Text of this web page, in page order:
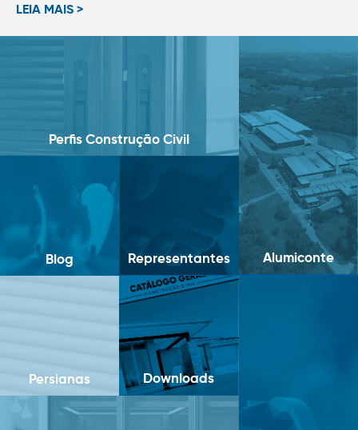
LEIA MAIS >
Perfis Construção Civil
Alumiconte
Blog Representantes
Persianas Downloads